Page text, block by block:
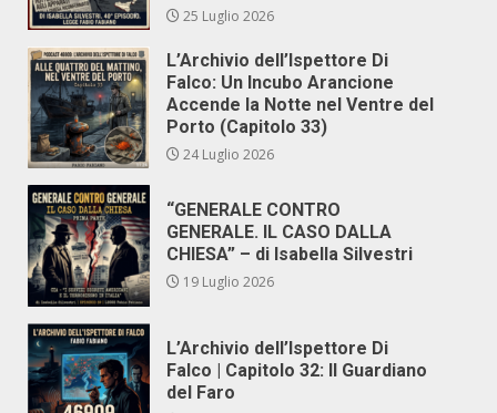
25 Luglio 2026
L’Archivio dell’Ispettore Di
Falco: Un Incubo Arancione
Accende la Notte nel Ventre del
Porto (Capitolo 33)
24 Luglio 2026
“GENERALE CONTRO
GENERALE. IL CASO DALLA
CHIESA” – di Isabella Silvestri
19 Luglio 2026
L’Archivio dell’Ispettore Di
Falco | Capitolo 32: Il Guardiano
del Faro